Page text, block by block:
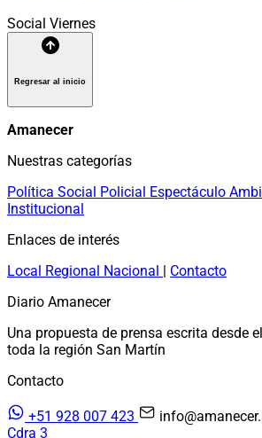
Social Viernes
Regresar al inicio
Amanecer
Nuestras categorías
Política Social Policial Espectáculo
Institucional
Enlaces de interés
Local Regional Nacional | Contacto
Diario Amanecer
Una propuesta de prensa escrita desde
toda la región San Martín
Contacto
+51 928 007 423
Cdra 3